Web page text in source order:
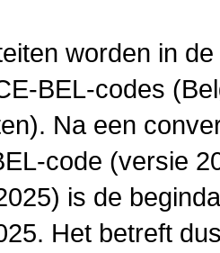
worden in
BEL-codes
Na een
code (versie
is de
Het betreft